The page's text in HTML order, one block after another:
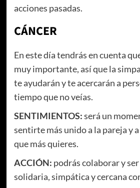
acciones pasadas.
CÁNCER
En este día tendrás en cuenta
muy importante, así que la
te ayudarán y te acercarán a
tiempo que no veías.
SENTIMIENTOS:será un
sentirte más unido a la pareja y
que más quieres.
ACCIÓN: podrás colaborar y
solidaria, simpática y cercana